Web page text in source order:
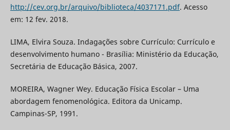
http://cev.org.br/arquivo/biblioteca/4037171.pdf. Acesso
em: 12 fev. 2018.
LIMA, Elvira Souza. Indagações sobre Currículo: Currículo e
desenvolvimento humano - Brasília: Ministério da Educação,
Secretária de Educação Básica, 2007.
MOREIRA, Wagner Wey. Educação Física Escolar – Uma
abordagem fenomenológica. Editora da Unicamp.
Campinas-SP, 1991.